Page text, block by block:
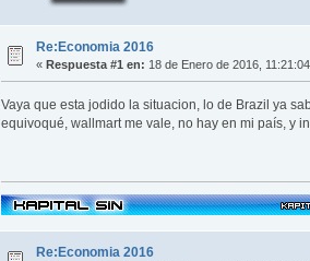
Re:Economia 2016
«Respuesta #1 en: 18 de Enero de 2016,
Vaya que esta jodido la situacion, lo de Brazil ya
equivoqué, wallmart me vale, no hay en mi país, y
Re:Economia 2016